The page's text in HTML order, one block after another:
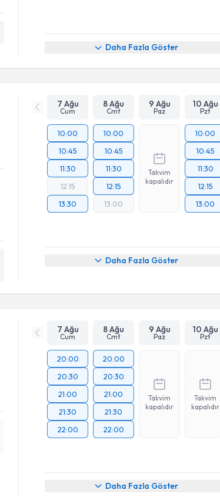
Daha Fazla Göster
7 Ağu
Cum
8 Ağu
Cmt
9 Ağu
Paz
10 Ağu
Pzt
10:00
10:45
11:30
12:15
13:30
10:00
10:45
11:30
12:15
13:00
Takvim
kapalıdır
10:00
10:45
11:30
12:15
13:00
Daha Fazla Göster
7 Ağu
Cum
8 Ağu
Cmt
9 Ağu
Paz
10 Ağu
Pzt
20:00
20:30
21:00
21:30
22:00
20:00
20:30
21:00
21:30
22:00
Takvim
kapalıdır
Takvim
kapalıdır
Daha Fazla Göster